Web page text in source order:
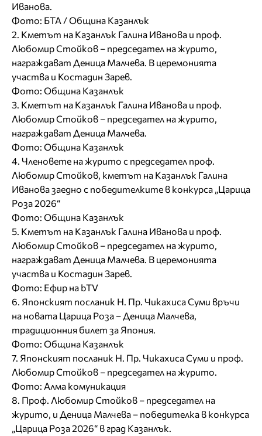
Иванова.
Фото: БТА / Община Казанлък
2. Кметът на Казанлък Галина Иванова и проф.
Любомир Стойков – председател на журито,
награждават Деница Малчева. В церемонията
участва и Костадин Зарев.
Фото: Община Казанлък
3. Кметът на Казанлък Галина Иванова и проф.
Любомир Стойков – председател на журито,
награждават Деница Малчева.
Фото: Община Казанлък
4. Членовете на журито с председател проф.
Любомир Стойков, кметът на Казанлък Галина
Иванова заедно с победителките в конкурса „Царица
Роза 2026“
Фото: Община Казанлък
5. Кметът на Казанлък Галина Иванова и проф.
Любомир Стойков – председател на журито,
награждават Деница Малчева. В церемонията
участва и Костадин Зарев.
Фото: Ефир на bTV
6. Японският посланик Н. Пр. Чикахиса Суми връчи
на новата Царица Роза – Деница Малчева,
традиционния билет за Япония.
Фото: Община Казанлък
7. Японският посланик Н. Пр. Чикахиса Суми и проф.
Любомир Стойков – председател на журито.
Фото: Алма комуникация
8. Проф. Любомир Стойков – председател на
журито, и Деница Малчева – победителка в конкурса
„Царица Роза 2026“ в град Казанлък.